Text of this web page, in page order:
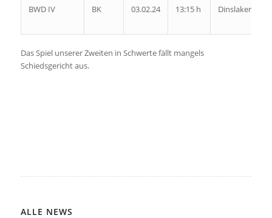
BWD IV BK 03.02.24 13:15 h Dinslaken
Das Spiel unserer Zweiten in Schwerte fällt mangels
Schiedsgericht aus.
ALLE NEWS